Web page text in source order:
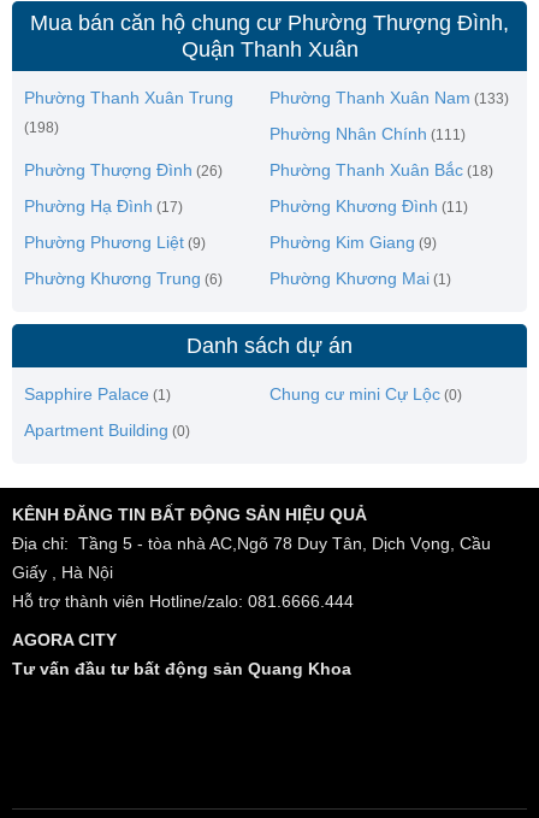
Mua bán căn hộ chung cư Phường Thượng Đình,
Quận Thanh Xuân
Phường Thanh Xuân Trung
(198)
Phường Thanh Xuân Nam (133)
Phường Nhân Chính (111)
Phường Thượng Đình (26) Phường Thanh Xuân Bắc (18)
Phường Hạ Đình (17) Phường Khương Đình (11)
Phường Phương Liệt (9) Phường Kim Giang (9)
Phường Khương Trung (6) Phường Khương Mai (1)
Danh sách dự án
Sapphire Palace (1) Chung cư mini Cự Lộc (0)
Apartment Building (0)
KÊNH ĐĂNG TIN BẤT ĐỘNG SẢN HIỆU QUẢ
Địa chỉ: Tầng 5 - tòa nhà AC,Ngõ 78 Duy Tân, Dịch Vọng, Cầu
Giấy , Hà Nội
Hỗ trợ thành viên Hotline/zalo: 081.6666.444
AGORA CITY
Tư vấn đầu tư bất động sản Quang Khoa